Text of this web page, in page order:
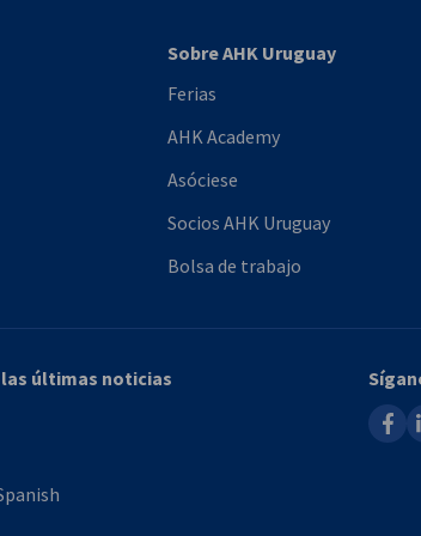
Sobre AHK Uruguay
Ferias
AHK Academy
Asóciese
Socios AHK Uruguay
Bolsa de trabajo
las últimas noticias